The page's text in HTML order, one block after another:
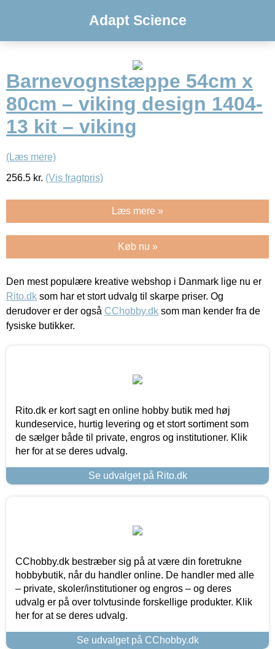
Adapt Science
Barnevognstæppe 54cm x
80cm – viking design 1404-
13 kit – viking
(Læs mere)
256.5 kr. (Vis fragtpris)
Læs mere »
Køb nu »
Den mest populære kreative webshop i Danmark lige nu er
Rito.dk som har et stort udvalg til skarpe priser. Og
derudover er der også CChobby.dk som man kender fra de
fysiske butikker.
Rito.dk er kort sagt en online hobby butik med høj
kundeservice, hurtig levering og et stort sortiment som
de sælger både til private, engros og institutioner. Klik
her for at se deres udvalg.
Se udvalget på Rito.dk
CChobby.dk bestræber sig på at være din foretrukne
hobbybutik, når du handler online. De handler med alle
– private, skoler/institutioner og engros – og deres
udvalg er på over tolvtusinde forskellige produkter. Klik
her for at se deres udvalg.
Se udvalget på CChobby.dk